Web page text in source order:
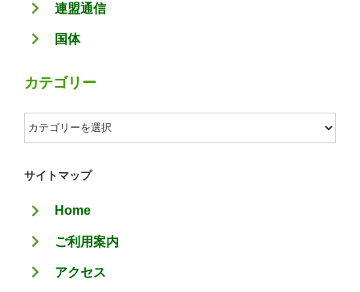
連盟通信
国体
カテゴリー
カ
テ
ゴ
ー
サイトマップ
Home
ご利用案内
アクセス